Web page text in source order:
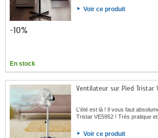
Voir ce produit
-10%
En stock
Ventilateur sur Pied Tristar
L'été est là ! Il vous faut
Tristar VE5952 ! Très pratique
Voir ce produit